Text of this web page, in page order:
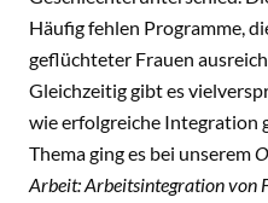
Häufig fehlen Programme,
geflüchteter Frauen
Gleichzeitig gibt es
wie erfolgreiche Integration
Thema ging es bei unserem
Arbeit: Arbeitsintegration von